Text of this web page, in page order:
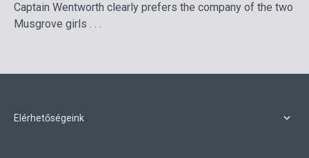
Captain Wentworth clearly prefers the company of the two
Musgrove girls . . .
Elérhetőségeink